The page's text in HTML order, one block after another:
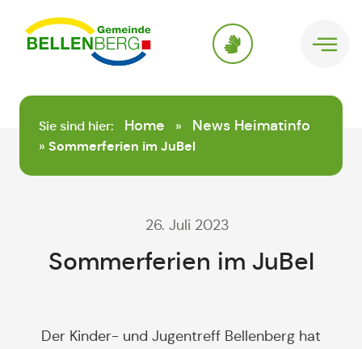
springen
Sie sind hier: Home » News Heimatinfo
» Sommerferien im JuBel
26. Juli 2023
Sommerferien im JuBel
Der Kinder- und Jugentreff Bellenberg hat